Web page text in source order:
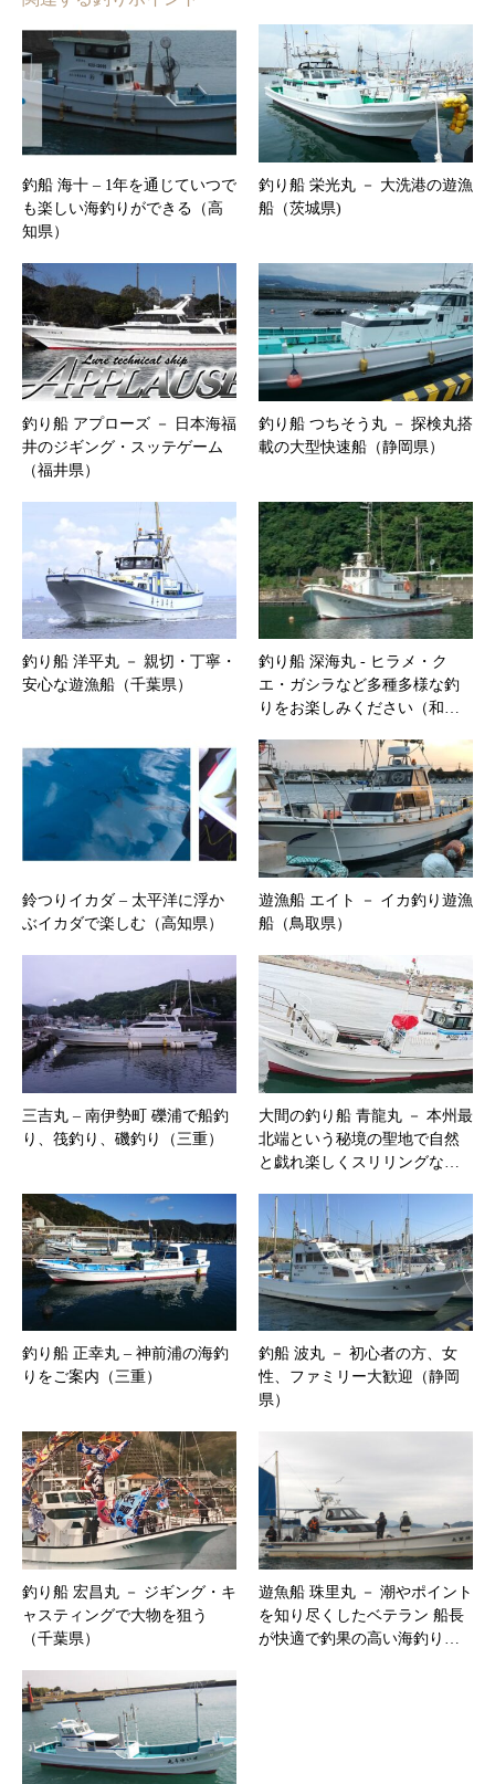
釣船 海十 – 1年を通じていつで
も楽しい海釣りができる（高
知県）
釣り船 栄光丸 － 大洗港の遊漁
船（茨城県)
釣り船 アプローズ － 日本海福
井のジギング・スッテゲーム
（福井県）
釣り船 つちそう丸 － 探検丸搭
載の大型快速船（静岡県）
釣り船 洋平丸 － 親切・丁寧・
安心な遊漁船（千葉県）
釣り船 深海丸 ‐ ヒラメ・ク
エ・ガシラなど多種多様な釣
りをお楽しみください（和…
鈴つりイカダ – 太平洋に浮か
ぶイカダで楽しむ（高知県）
遊漁船 エイト － イカ釣り遊漁
船（鳥取県）
三吉丸 – 南伊勢町 礫浦で船釣
り、筏釣り、磯釣り（三重）
大間の釣り船 青龍丸 － 本州最
北端という秘境の聖地で自然
と戯れ楽しくスリリングな…
釣り船 正幸丸 – 神前浦の海釣
りをご案内（三重）
釣船 波丸 － 初心者の方、女
性、ファミリー大歓迎（静岡
県）
釣り船 宏昌丸 － ジギング・キ
ャスティングで大物を狙う
（千葉県）
遊魚船 珠里丸 － 潮やポイント
を知り尽くしたベテラン 船長
が快適で釣果の高い海釣り…